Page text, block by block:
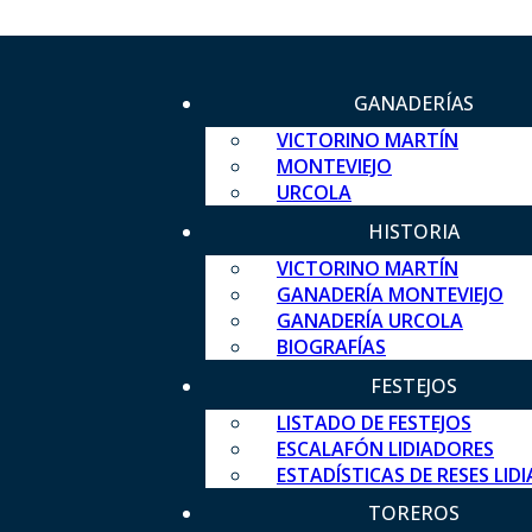
GANADERÍAS
VICTORINO MARTÍN
MONTEVIEJO
URCOLA
HISTORIA
VICTORINO MARTÍN
GANADERÍA MONTEVIEJO
GANADERÍA URCOLA
BIOGRAFÍAS
FESTEJOS
LISTADO DE FESTEJOS
ESCALAFÓN LIDIADORES
ESTADÍSTICAS DE RESES
TOREROS